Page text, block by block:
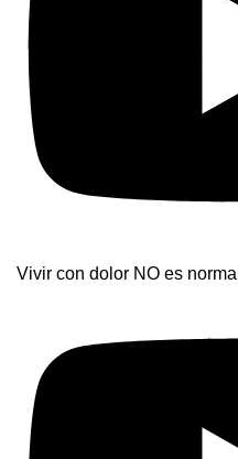
Vivir con dolor NO es normal